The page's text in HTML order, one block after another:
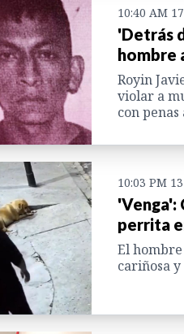
10:40 AM
'Detrás
hombre
Royin
violar a
con
10:03 PM
'Venga':
perrita
El
cariñosa